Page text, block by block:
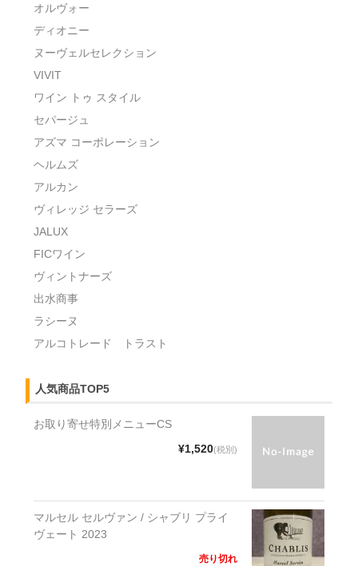
オルヴォー
ディオニー
ヌーヴェルセレクション
VIVIT
ワイン トゥ スタイル
セパージュ
アズマ コーポレーション
ヘルムズ
アルカン
ヴィレッジ セラーズ
JALUX
FICワイン
ヴィントナーズ
出水商事
ラシーヌ
アルコトレード トラスト
人気商品TOP5
お取り寄せ特別メニューCS
¥1,520(税別)
マルセル セルヴァン / シャブリ プライ
ヴェート 2023
売り切れ